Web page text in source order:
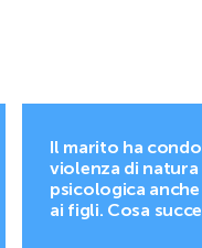
Il marito ha
violenza di natura
psicologica
ai figli. Cosa